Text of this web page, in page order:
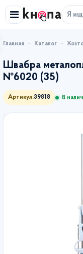
Каталог
Швабра
№6020 (35)
Артикул:39818 В